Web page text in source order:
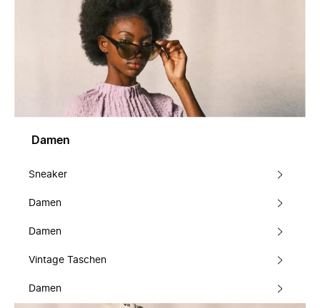
Damen
Sneaker
Damen
Damen
Vintage Taschen
Damen